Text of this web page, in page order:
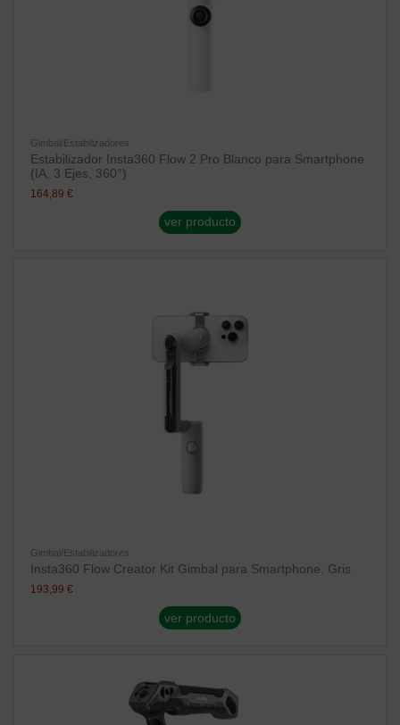
Gimbal/Estabilizadores
Estabilizador Insta360 Flow 2 Pro Blanco para Smartphone
(IA, 3 Ejes, 360°)
164,89 €
ver producto
Gimbal/Estabilizadores
Insta360 Flow Creator Kit Gimbal para Smartphone, Gris
193,99 €
ver producto